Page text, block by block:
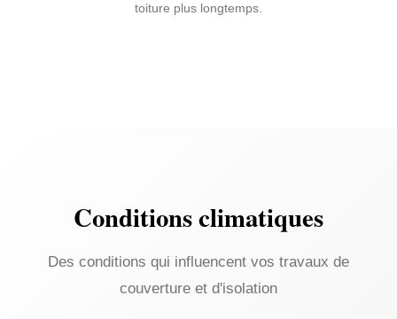
toiture plus longtemps.
Conditions climatiques
Des conditions qui influencent vos travaux de
couverture et d'isolation